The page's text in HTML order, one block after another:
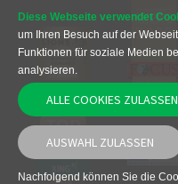
Diese Webseite verwendet
um Ihren Besuch auf der
Funktionen für soziale Medien
analysieren.
ALLE COOKIES ZULASSEN
AUSWAHL ZULASSEN
Nachfolgend können Sie die